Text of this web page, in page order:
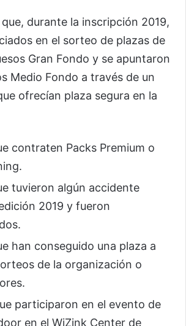
durante la inscripción 2019,
en el sorteo de plazas de
Gran Fondo y se apuntaron
Medio Fondo a través de un
ofrecían plaza segura en la
contraten Packs Premium o
tuvieron algún accidente
2019 y fueron
han conseguido una plaza a
de la organización o
participaron en el evento de
en el WiZink Center de